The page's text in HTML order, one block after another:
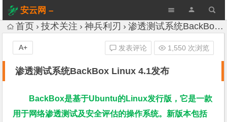
安云网 –
AnYun.ORG
首页 技术关注 神兵利刃 渗透测试系统BackBox Linux 4.1发布
渗透测试系统BackBox Linux 4.1发布
发表评论 1,550 次浏览
A+
BackBox是基于Ubuntu的Linux发行版，它是一款
用于网络渗透测试及安全评估的操作系统。新版本包括